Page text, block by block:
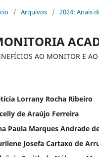
/ Arquivos / 2024: Anais
AO MONITOR E
Lorrany Rocha Ribeiro
de Araújo Ferreira
Paula Marques Andrade
Josefa Cartaxo de